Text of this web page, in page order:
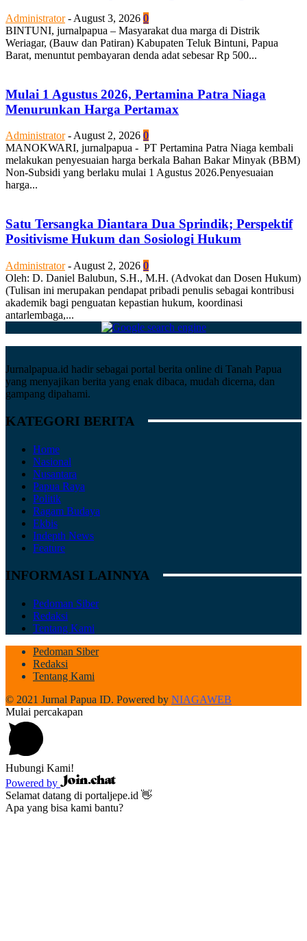
Administrator - August 3, 2026 0
BINTUNI, jurnalpapua – Masyarakat dua marga di Distrik
Weriagar, (Bauw dan Patiran) Kabupaten Teluk Bintuni, Papua
Barat, menuntut pembayaran denda adat sebesar Rp 500...
Mulai 1 Agustus 2026, Pertamina Patra Niaga
Menurunkan Harga Pertamax
Administrator - August 2, 2026 0
MANOKWARI, jurnalpapua - PT Pertamina Patra Niaga kembali
melakukan penyesuaian harga berkala Bahan Bakar Minyak (BBM)
Non-Subsidi yang berlaku mulai 1 Agustus 2026.Penyesuaian
harga...
Satu Tersangka Diantara Dua Sprindik; Perspektif
Positivisme Hukum dan Sosiologi Hukum
Administrator - August 2, 2026 0
Oleh: D. Daniel Balubun, S.H., M.H. (Advokat dan Dosen Hukum)
(Tulisan ini merupakan pendapat pribadi penulis sebagai kontribusi
akademik bagi penguatan kepastian hukum, koordinasi
antarlembaga,...
Jurnalpapua.id hadir sebagai portal berita online di Tanah Papua
yang menyajikan berita yang enak dibaca, mudah dicerna, dan
gampang dipahami.
KATEGORI BERITA
Home
Nasional
Nusantara
Papua Raya
Politik
Ragam Budaya
Ekbis
Indepth News
Feature
INFORMASI LAINNYA
Pedoman Siber
Redaksi
Tentang Kami
Pedoman Siber
Redaksi
Tentang Kami
© 2021 Jurnal Papua ID. Powered by NIAGAWEB
Mulai percakapan
Hubungi Kami!
Powered by
Selamat datang di portaljepe.id 👋
Apa yang bisa kami bantu?